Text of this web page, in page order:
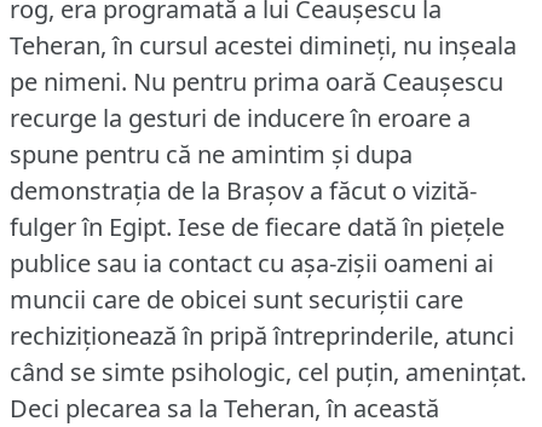
rog, era programată a lui Ceauşescu la
Teheran, în cursul acestei dimineţi, nu inşeala
pe nimeni. Nu pentru prima oară Ceauşescu
recurge la gesturi de inducere în eroare a
spune pentru că ne amintim şi dupa
demonstraţia de la Braşov a făcut o vizită-
fulger în Egipt. Iese de fiecare dată în pieţele
publice sau ia contact cu aşa-zişii oameni ai
muncii care de obicei sunt securiştii care
rechiziţionează în pripă întreprinderile, atunci
când se simte psihologic, cel puţin, ameninţat.
Deci plecarea sa la Teheran, în această